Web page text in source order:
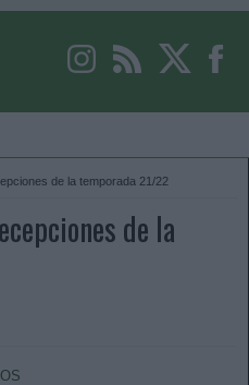
de la temporada 21/22
de la